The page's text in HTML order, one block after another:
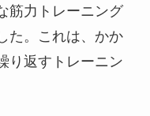
筋力トレーニング
た。これは、かか
り返すトレーニン